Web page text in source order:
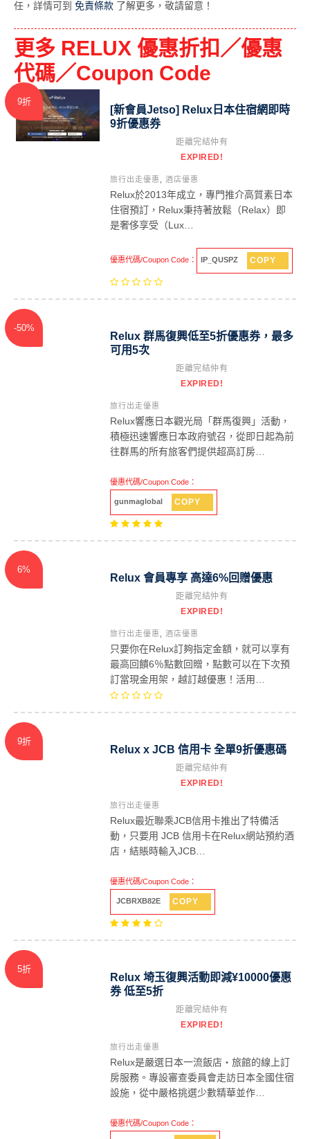
任，詳情可到 免責條款 了解更多，敬請留意！
更多 RELUX 優惠折扣／優惠
代碼／Coupon Code
9折
[新會員Jetso] Relux日本住宿網即時
9折優惠券
距離完結仲有
EXPIRED!
旅行出走優惠 酒店優惠
Relux於2013年成立，專門推介高質素日本
住宿預訂，Relux秉持著放鬆（Relax）即
是奢侈享受（Lux…
優惠代碼/Coupon Code： IP_QUSPZ COPY
-50%
Relux 群馬復興低至5折優惠券，最多
可用5次
距離完結仲有
EXPIRED!
旅行出走優惠
Relux響應日本觀光局「群馬復興」活動，
積極迅速響應日本政府號召，從即日起為前
往群馬的所有旅客們提供超高訂房…
優惠代碼/Coupon Code：
gunmaglobal COPY
6%
Relux 會員專享 高達6%回贈優惠
距離完結仲有
EXPIRED!
旅行出走優惠 酒店優惠
只要你在Relux訂夠指定金額，就可以享有
最高回饋6％點數回贈，點數可以在下次預
訂當現金用架，越訂越優惠！活用…
9折
Relux x JCB 信用卡 全單9折優惠碼
距離完結仲有
EXPIRED!
旅行出走優惠
Relux最近聯乘JCB信用卡推出了特備活
動，只要用 JCB 信用卡在Relux網站預約酒
店，結賬時輸入JCB…
優惠代碼/Coupon Code：
JCBRXB82E COPY
5折
Relux 埼玉復興活動即減¥10000優惠
券 低至5折
距離完結仲有
EXPIRED!
旅行出走優惠
Relux是嚴選日本一流飯店・旅館的線上訂
房服務。專設審查委員會走訪日本全國住宿
設施，從中嚴格挑選少數精華並作…
優惠代碼/Coupon Code：